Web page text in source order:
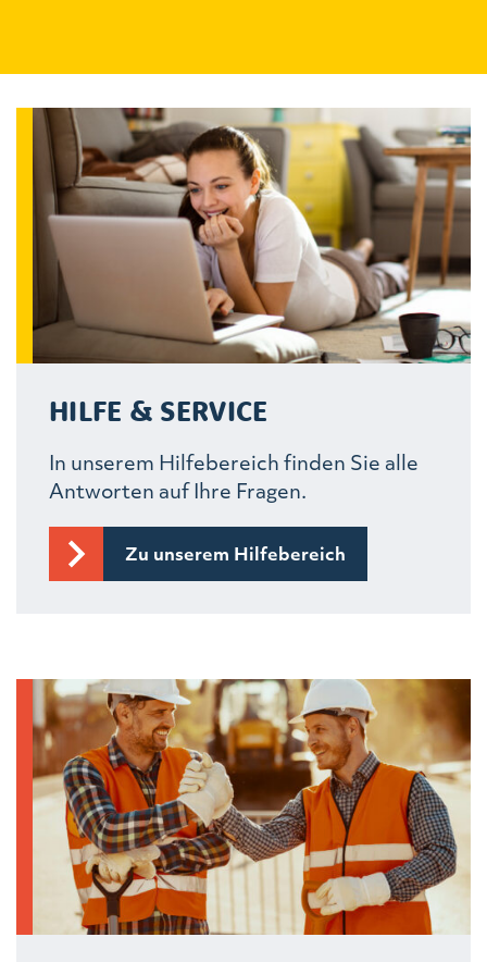
HILFE & SERVICE
In unserem Hilfebereich finden Sie alle
Antworten auf Ihre Fragen.
Zu unserem Hilfebereich